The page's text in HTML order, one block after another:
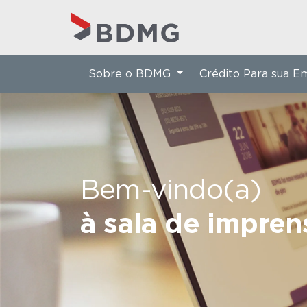
Bem-vindo(a)
à sala de
Sobre o BDMG Crédito Para sua